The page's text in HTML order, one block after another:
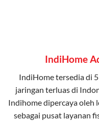
IndiHome
IndiHome tersedia di
jaringan terluas di
Indihome dipercaya oleh
sebagai pusat layanan